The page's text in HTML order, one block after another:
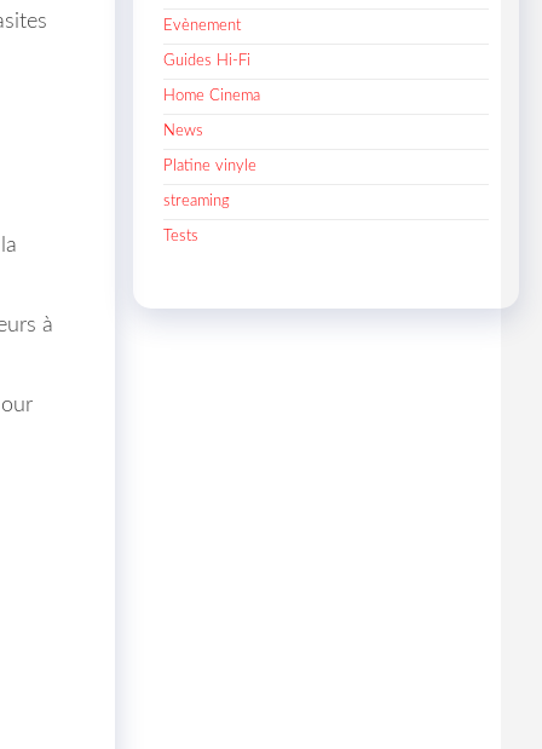
à
Evènement
Guides Hi-Fi
Home Cinema
News
Platine vinyle
streaming
Tests